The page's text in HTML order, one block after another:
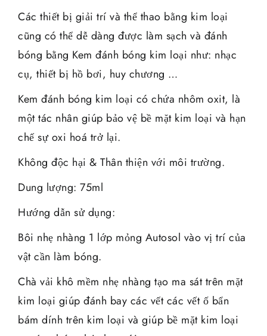
Các thiết bị giải trí và thể thao bằng kim loại
cũng có thể dễ dàng được làm sạch và đánh
bóng bằng Kem đánh bóng kim loại như: nhạc
cụ, thiết bị hồ bơi, huy chương …
Kem đánh bóng kim loại có chứa nhôm oxit, là
một tác nhân giúp bảo vệ bề mặt kim loại và hạn
chế sự oxi hoá trở lại.
Không độc hại & Thân thiện với môi trường.
Dung lượng: 75ml
Hướng dẫn sử dụng:
Bôi nhẹ nhàng 1 lớp mỏng Autosol vào vị trí của
vật cần làm bóng.
Chà vải khô mềm nhẹ nhàng tạo ma sát trên mặt
kim loại giúp đánh bay các vết các vết ố bẩn
bám dính trên kim loại và giúp bề mặt kim loại